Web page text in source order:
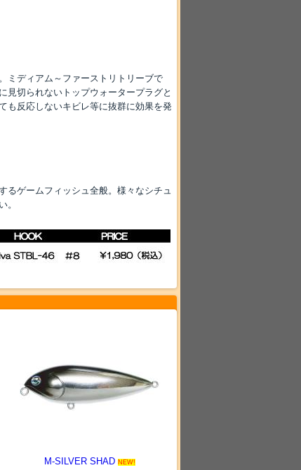
ミディアム～ファーストリトリーブで
見切られないトップウォータープラグと
も反応しないキビレ等に抜群に効果を発
るゲームフィッシュ全般。様々なシチュ
。
M-SILVER SHAD NEW!